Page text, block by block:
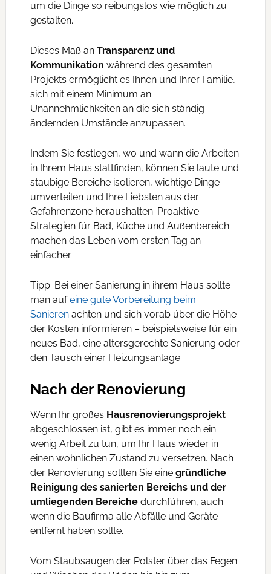
um die Dinge so reibungslos wie möglich zu
gestalten.
Dieses Maß an Transparenz und
Kommunikation während des gesamten
Projekts ermöglicht es Ihnen und Ihrer Familie,
sich mit einem Minimum an
Unannehmlichkeiten an die sich ständig
ändernden Umstände anzupassen.
Indem Sie festlegen, wo und wann die Arbeiten
in Ihrem Haus stattfinden, können Sie laute und
staubige Bereiche isolieren, wichtige Dinge
umverteilen und Ihre Liebsten aus der
Gefahrenzone heraushalten. Proaktive
Strategien für Bad, Küche und Außenbereich
machen das Leben vom ersten Tag an
einfacher.
Tipp: Bei einer Sanierung in ihrem Haus sollte
man aufeine gute Vorbereitung beim
Sanierenachten und sich vorab über die Höhe
der Kosten informieren – beispielsweise für ein
neues Bad, eine altersgerechte Sanierung oder
den Tausch einer Heizungsanlage.
Nach der Renovierung
Wenn Ihr großes Hausrenovierungsprojekt
abgeschlossen ist, gibt es immer noch ein
wenig Arbeit zu tun, um Ihr Haus wieder in
einen wohnlichen Zustand zu versetzen. Nach
der Renovierung sollten Sie eine gründliche
Reinigung des sanierten Bereichs und der
umliegenden Bereichedurchführen, auch
wenn die Baufirma alle Abfälle und Geräte
entfernt haben sollte.
Vom Staubsaugen der Polster über das Fegen